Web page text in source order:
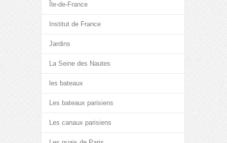
Île-de-France
Institut de France
Jardins
La Seine des Nautes
les bateaux
Les bateaux parisiens
Les canaux parisiens